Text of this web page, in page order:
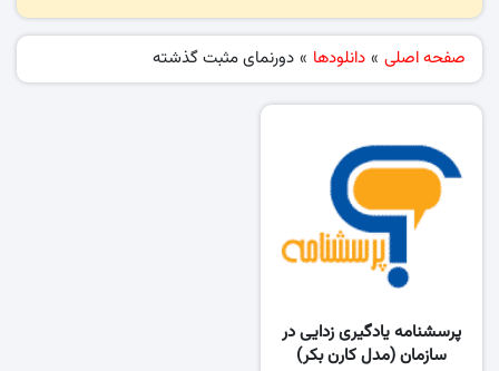
صفحه اصلی » دانلودها » دورنمای مثبت گذشته
پرسشنامه یادگیری زدایی در
سازمان (مدل کارن بکر)